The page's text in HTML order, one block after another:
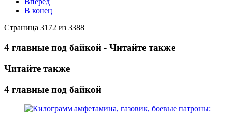
В конец
Страница 3172 из 3388
4 главные под байкой - Читайте также
Читайте также
4 главные под байкой